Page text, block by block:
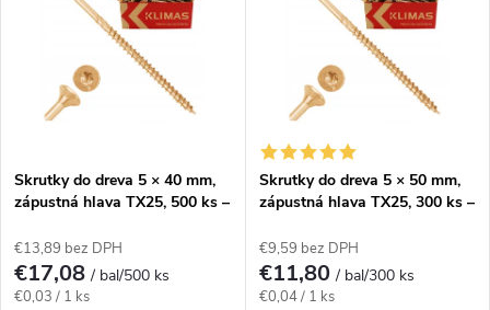
Skrutky do dreva 5 × 40 mm,
zápustná hlava TX25, 500 ks –
€13,89 bez DPH
€17,08/ bal/500 ks
Jednotková
€0,03 / 1 ks
Skrutky do dreva 5 × 50 mm,
zápustná hlava TX25, 300 ks –
€9,59 bez DPH
€11,80/ bal/300 ks
Jednotková
€0,04 / 1 ks